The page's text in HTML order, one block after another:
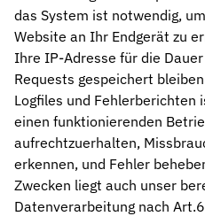
das System ist notwendig,
Website an Ihr Endgerät zu
Ihre IP-Adresse für die
Requests gespeichert
Logfiles und Fehlerberichten
einen funktionierenden
aufrechtzuerhalten,
erkennen, und Fehler
Zwecken liegt auch unser
Datenverarbeitung nach